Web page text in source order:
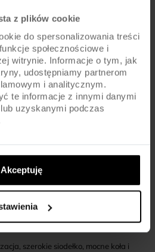
z plików cookie
do spersonalizowania treści
społecznościowe i
witrynie. Informacje o tym, jak
udostępniamy partnerom
i analitycznym.
te informacje z innymi danymi
uzyskanymi podczas
Akceptuję
elektryczny TABOU jest
do 150 kg?
obciążenie w specyfikacji
danego modelu.
wpływa na zasięg
komfort jazdy dla cięższych
szerokie siodełko, mocne koła i